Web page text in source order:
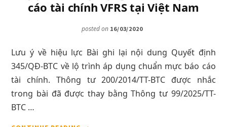
HIỆU
TẠI
NAM
cáo tài chính VFRS tại Việt Nam
posted on 16/03/2020
Lưu ý về hiệu lực Bài ghi lại nội dung Quyết định
345/QĐ-BTC về lộ trình áp dụng chuẩn mực báo cáo
tài chính. Thông tư 200/2014/TT-BTC được nhắc
trong bài đã được thay bằng Thông tư 99/2025/TT-
BTC …
VỀQUYẾT